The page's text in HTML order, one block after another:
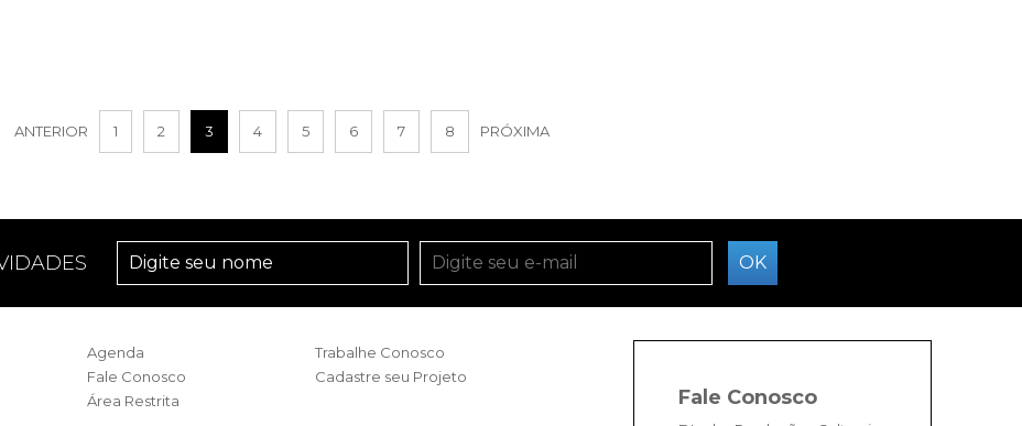
ANTERIOR 1 2 3 4 5 6 7 8 PRÓXIMA
Fale Conosco
Agenda
Fale Conosco
Área Restrita
Trabalhe Conosco
Cadastre seu Projeto